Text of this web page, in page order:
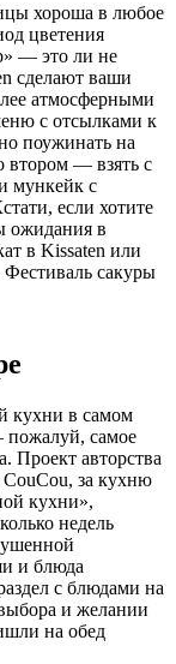
хороша в любое
цветения
— это ли не
сделают ваши
атмосферными
с отсылками к
поужинать на
втором — взять с
мункейк с
если хотите
ожидания в
в Kissaten или
Фестиваль сакуры
кухни в самом
пожалуй, самое
Проект авторства
за кухню
кухни»,
недель
и блюда
с блюдами на
выбора и желании
на обед